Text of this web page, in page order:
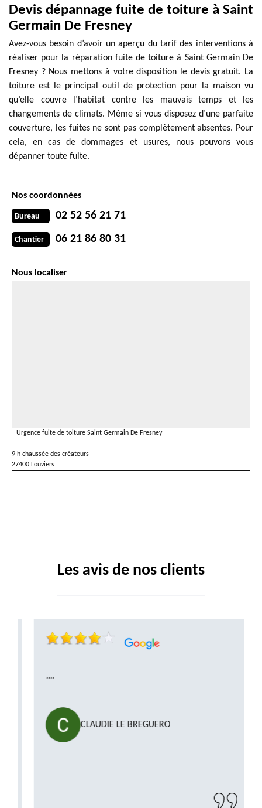
Devis dépannage fuite de toiture à Saint
Germain De Fresney
Avez-vous besoin d’avoir un aperçu du tarif des interventions à
réaliser pour la réparation fuite de toiture à Saint Germain De
Fresney ? Nous mettons à votre disposition le devis gratuit. La
toiture est le principal outil de protection pour la maison vu
qu’elle couvre l’habitat contre les mauvais temps et les
changements de climats. Même si vous disposez d’une parfaite
couverture, les fuites ne sont pas complètement absentes. Pour
cela, en cas de dommages et usures, nous pouvons vous
dépanner toute fuite.
Nos coordonnées
Bureau 02 52 56 21 71
Chantier 06 21 86 80 31
Nous localiser
Urgence fuite de toiture Saint Germain De Fresney
9 h chaussée des créateurs
27400 Louviers
Les avis de nos clients
CLAUDIE LE BREGUERO